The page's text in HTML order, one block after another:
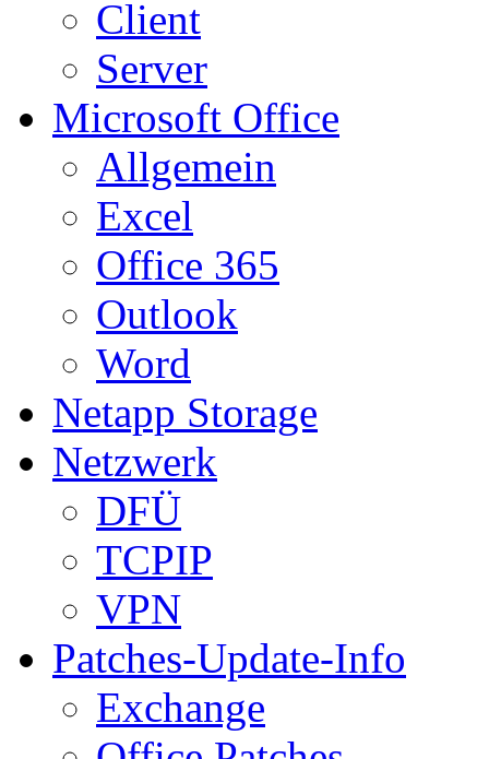
Client
Server
Microsoft Office
Allgemein
Excel
Office 365
Outlook
Word
Netapp Storage
Netzwerk
DFÜ
TCPIP
VPN
Patches-Update-Info
Exchange